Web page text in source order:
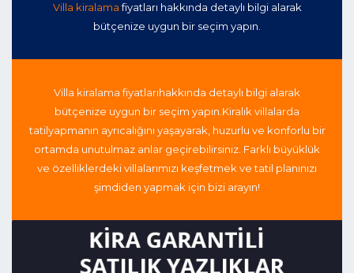
Villa kiralamafiyatları hakkında detaylı bilgi alarak
bütçenize uygun bir seçim yapın.
Villa kiralama fiyatlarıhakkında detaylı bilgi alarak
bütçenize uygun bir seçim yapın.Kiralık villalarda
tatilyapmanın ayrıcalığını yaşayarak, huzurlu ve konforlu bir
ortamda unutulmaz anlar geçirebilirsiniz. Farklı büyüklük
ve özelliklerdeki villalarımızı keşfetmek ve tatil planınızı
şimdiden yapmak için bizi arayın!